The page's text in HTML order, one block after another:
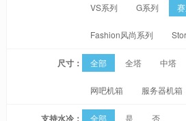
VS系列 G系列
Fashion风尚系列
尺寸： 全部 全塔 中塔
网吧机箱 服务器机箱
支持水冷： 全部 是 否